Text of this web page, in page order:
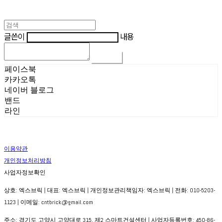
글쓴이 내용
페이스북
카카오톡
네이버 블로그
밴드
라인
이용약관
개인정보처리방침
사업자정보확인
상호: 엑스브릭 | 대표: 엑스브릭 | 개인정보관리책임자: 엑스브릭 | 전화: 010-5203-
1123 | 이메일: cntbrick@gmail.com
주소: 경기도 고양시 고양대로 315, 제2 스마트건설센터 | 사업자등록번호: 450-86-